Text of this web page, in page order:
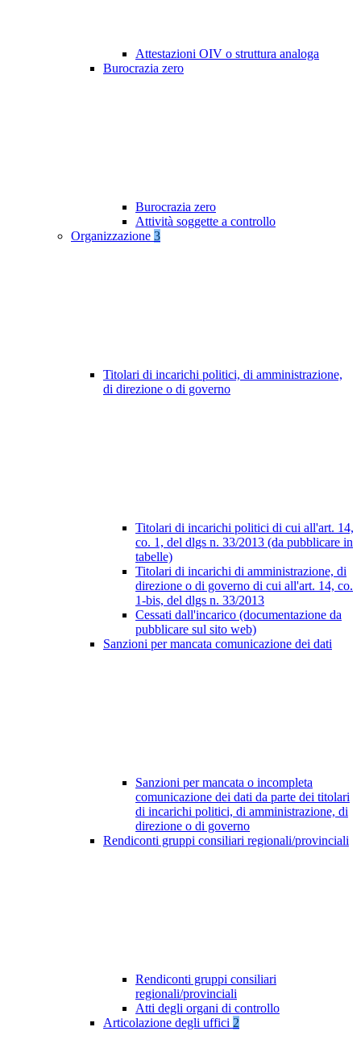
Attestazioni OIV o struttura analoga
Burocrazia zero
Burocrazia zero
Attività soggette a controllo
Organizzazione 3
Titolari di incarichi politici, di amministrazione,
di direzione o di governo
Titolari di incarichi politici di cui all'art. 14,
co. 1, del dlgs n. 33/2013 (da pubblicare in
tabelle)
Titolari di incarichi di amministrazione, di
direzione o di governo di cui all'art. 14, co.
1-bis, del dlgs n. 33/2013
Cessati dall'incarico (documentazione da
pubblicare sul sito web)
Sanzioni per mancata comunicazione dei dati
Sanzioni per mancata o incompleta
comunicazione dei dati da parte dei titolari
di incarichi politici, di amministrazione, di
direzione o di governo
Rendiconti gruppi consiliari regionali/provinciali
Rendiconti gruppi consiliari
regionali/provinciali
Atti degli organi di controllo
Articolazione degli uffici 2